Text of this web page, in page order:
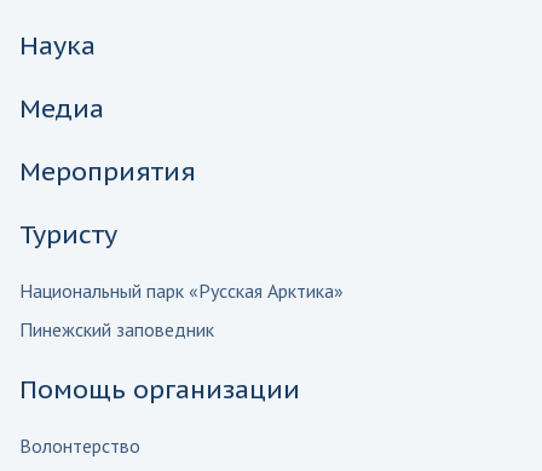
Наука
Медиа
Мероприятия
Туристу
Национальный парк «Русская Арктика»
Пинежский заповедник
Помощь организации
Волонтерство